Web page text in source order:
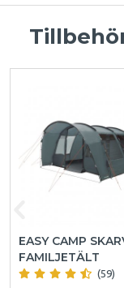
EASY CAMP
FAMILJETÄLT
(59)